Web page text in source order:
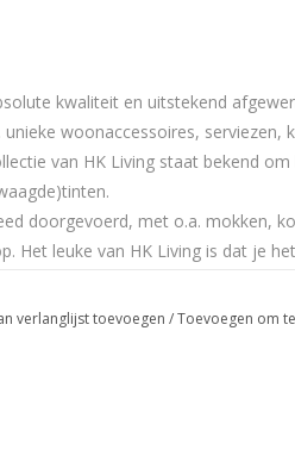
kwaliteit en uitstekend
woonaccessoires, serviezen,
van HK Living staat bekend om
doorgevoerd, met o.a. mokken,
Het leuke van HK Living is dat je
verlanglijst toevoegen /Toevoegen om